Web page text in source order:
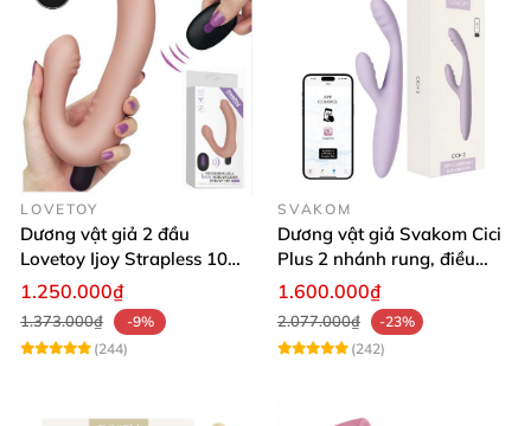
LOVETOY
Dương vật giả 2 đầu
Lovetoy Ijoy Strapless 10
chế độ rung siêu kích thích
1.250.000₫
1.373.000₫
-9%
(244)
SVAKOM
Dương vật giả Svakom Cici
Plus 2 nhánh rung, điều
khiển App dễ dùng, kích
thích cực mạnh
1.600.000₫
2.077.000₫
-23%
(242)